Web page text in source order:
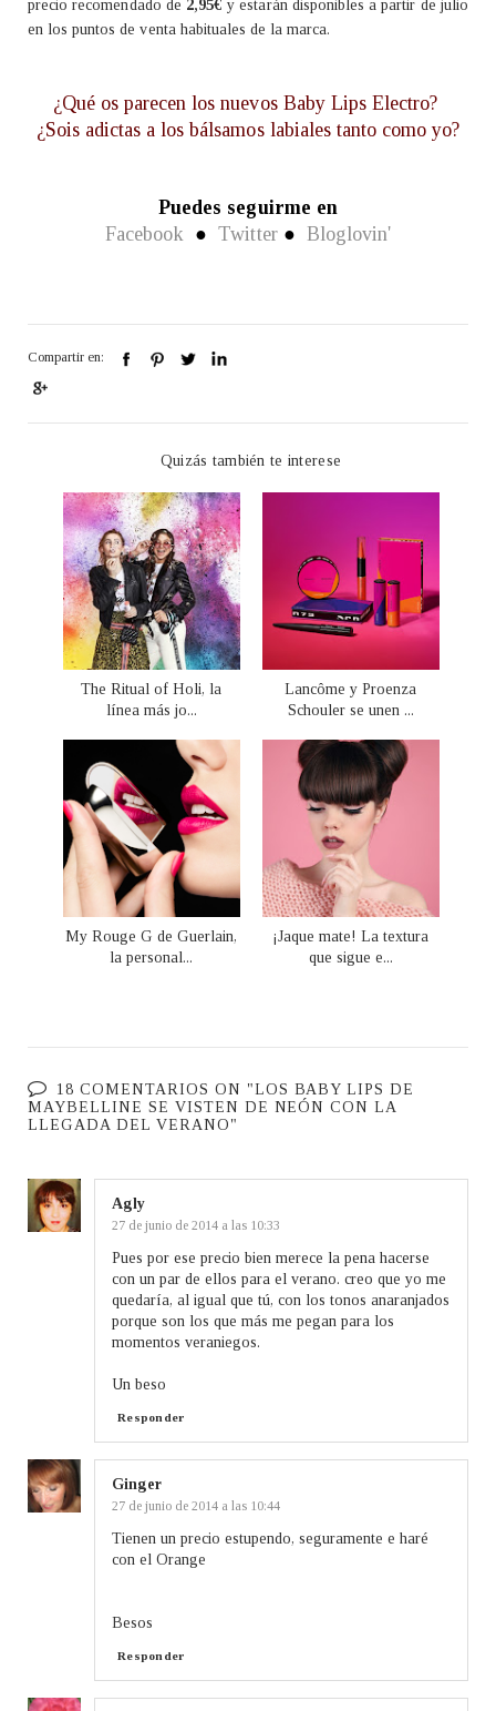
precio recomendado de 2,95€ y estarán disponibles a partir de julio
en los puntos de venta habituales de la marca.
¿Qué os parecen los nuevos Baby Lips Electro?
¿Sois adictas a los bálsamos labiales tanto como yo?
Puedes seguirme en
Facebook ● Twitter ● Bloglovin'
Compartir en:
Quizás también te interese
The Ritual of Holi, la
línea más jo...
Lancôme y Proenza
Schouler se unen ...
My Rouge G de Guerlain,
la personal...
¡Jaque mate! La textura
que sigue e...
18 COMENTARIOS ON "LOS BABY LIPS DE
MAYBELLINE SE VISTEN DE NEÓN CON LA
LLEGADA DEL VERANO"
Agly
27 de junio de 2014 a las 10:33
Pues por ese precio bien merece la pena hacerse
con un par de ellos para el verano. creo que yo me
quedaría, al igual que tú, con los tonos anaranjados
porque son los que más me pegan para los
momentos veraniegos.
Un beso
Responder
Ginger
27 de junio de 2014 a las 10:44
Tienen un precio estupendo, seguramente e haré
con el Orange
Besos
Responder